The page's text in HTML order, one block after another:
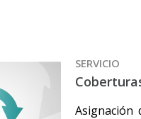
SERVICIO
Asignación